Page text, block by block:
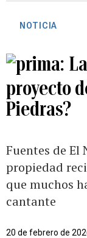
NOTICIA
proyecto
Piedras?
Fuentes de El
propiedad
que muchos
cantante
20 de febrero de